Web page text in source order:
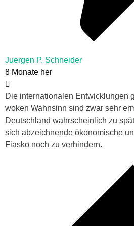
Juergen P. Schneider
8 Monate her
Die internationalen Entwicklungen
woken Wahnsinn sind zwar sehr
Deutschland wahrscheinlich zu
sich abzeichnende ökonomische
Fiasko noch zu verhindern.